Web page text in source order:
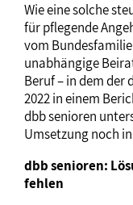
Wie eine solche
für pflegende
vom
unabhängige
Beruf – in dem der
2022 in einem
dbb senioren
Umsetzung noch
dbb senioren:
fehlen